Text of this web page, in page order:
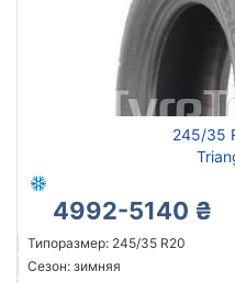
245/35
4992-5140 ₴
Типоразмер: 245/35 R20
Сезон: зимняя